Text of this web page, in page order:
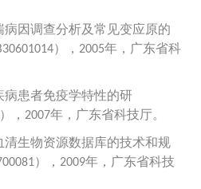
病因调查分析及常见变应原的
）， 2005年，广东省科
病患者免疫学特性的研
）， 2007年，广东省科技厅。
清生物资源数据库的技术和规
）， 2009年，广东省科技